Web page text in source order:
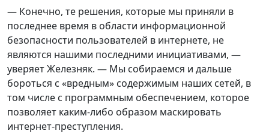
— Конечно, те решения, которые мы приняли в
последнее время в области информационной
безопасности пользователей в интернете, не
являются нашими последними инициативами, —
уверяет Железняк. — Мы собираемся и дальше
бороться с «вредным» содержимым наших сетей, в
том числе с программным обеспечением, которое
позволяет каким-либо образом маскировать
интернет-преступления.